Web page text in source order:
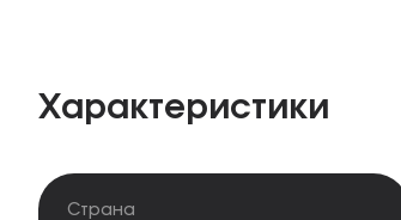
Характеристики
Страна